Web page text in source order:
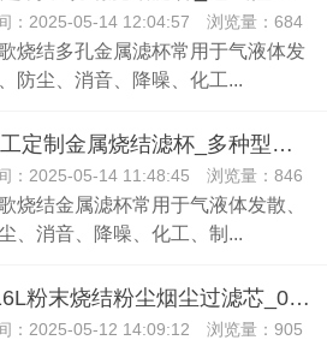
：2025-05-14 12:04:57 浏览量：684
烧结多孔金属滤杯常用于气液体发
防尘、消音、降噪、化工...
加工定制金属烧结滤杯_多种型号耐压耐高温不锈钢过滤器
：2025-05-14 11:48:45 浏览量：846
烧结金属滤杯常用于气液体发散、
、消音、降噪、化工、制...
316L粉末烧结粉尘烟尘过滤芯_0.1-100微米不锈钢过滤器
：2025-05-12 14:09:12 浏览量：905